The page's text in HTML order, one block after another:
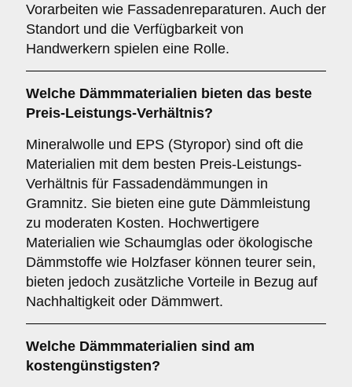
Vorarbeiten wie Fassadenreparaturen. Auch der
Standort und die Verfügbarkeit von
Handwerkern spielen eine Rolle.
Welche Dämmmaterialien bieten das beste
Preis-Leistungs-Verhältnis?
Mineralwolle und EPS (Styropor) sind oft die
Materialien mit dem besten Preis-Leistungs-
Verhältnis für Fassadendämmungen in
Gramnitz. Sie bieten eine gute Dämmleistung
zu moderaten Kosten. Hochwertigere
Materialien wie Schaumglas oder ökologische
Dämmstoffe wie Holzfaser können teurer sein,
bieten jedoch zusätzliche Vorteile in Bezug auf
Nachhaltigkeit oder Dämmwert.
Welche Dämmmaterialien sind am
kostengünstigsten?